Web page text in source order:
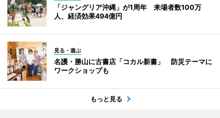
「ジャングリア沖縄」が1周年 来場者数100万
人、経済効果494億円
見る・遊ぶ
名護・勝山に古書店「コカル新書」 防災テーマに
ワークショップも
もっと見る